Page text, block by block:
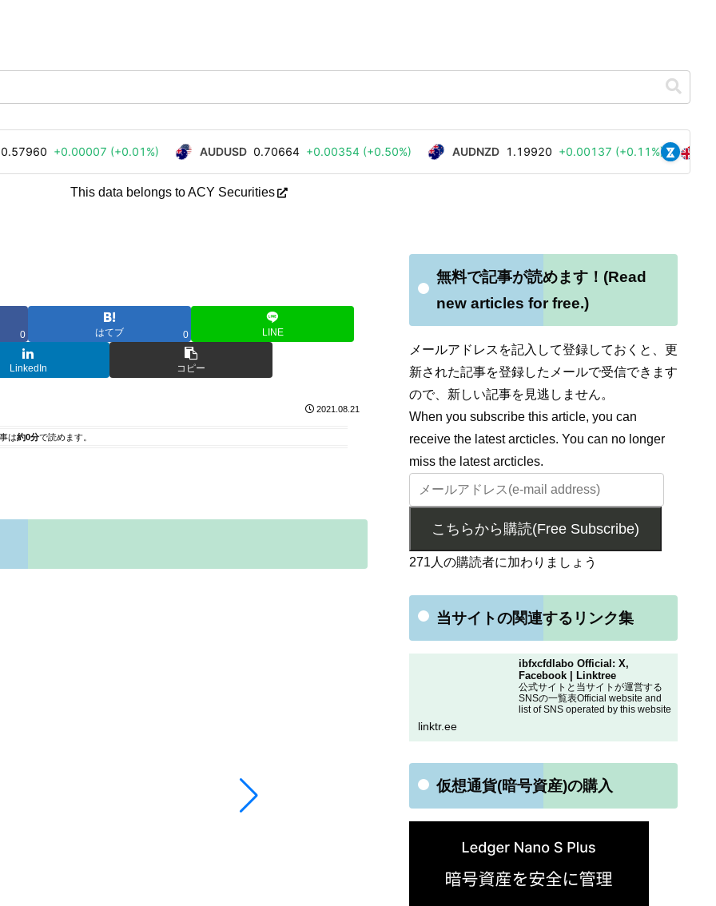
This data belongs to ACY Securities
0 はてブ 0 LINE
LinkedIn コピー
2021.08.21
は約0分で読めます。
無料で記事が読めます！(Read
new articles for free.)
メールアドレスを記入して登録しておくと、更
新された記事を登録したメールで受信できます
ので、新しい記事を見逃しません。
When you subscribe this article, you can
receive the latest arcticles. You can no longer
miss the latest arcticles.
こちらから購読(Free Subscribe)
271人の購読者に加わりましょう
当サイトの関連するリンク集
ibfxcfdlabo Official: X,
Facebook | Linktree
公式サイトと当サイトが運営する
SNSの一覧表Official website and
list of SNS operated by this website
linktr.ee
仮想通貨(暗号資産)の購入